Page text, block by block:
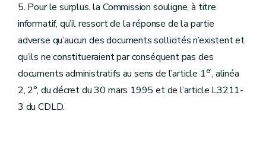
5. Pour le surplus, la Commission souligne, à titre
informatif, qu’il ressort de la réponse de la partie
adverse qu’aucun des documents sollicités n’existent et
qu’ils ne constitueraient par conséquent pas des
documents administratifs au sens de l’article 1er, alinéa
2, 2°, du décret du 30 mars 1995 et de l’article L3211-
3 du CDLD.